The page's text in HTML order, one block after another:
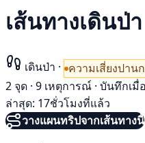
เส้นทางเดินป่
เดินป่า · ความเสี่ยงปาน
2 จุด · 9 เหตุการณ์ · บันทึกเมื่
ล่าสุด: 17ชั่วโมงที่แล้ว
วางแผนทริปจากเส้นทางนี้